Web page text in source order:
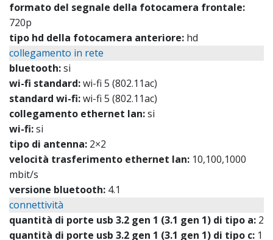
formato del segnale della fotocamera frontale:
720p
tipo hd della fotocamera anteriore: hd
collegamento in rete
bluetooth:si
wi-fi standard:wi-fi 5 (802.11ac)
standard wi-fi:wi-fi 5 (802.11ac)
collegamento ethernet lan:si
wi-fi:si
tipo di antenna: 2×2
velocità trasferimento ethernet lan: 10,100,1000
mbit/s
versione bluetooth: 4.1
connettività
quantità di porte usb 3.2 gen 1 (3.1 gen 1) di tipo a: 2
quantità di porte usb 3.2 gen 1 (3.1 gen 1) di tipo c: 1